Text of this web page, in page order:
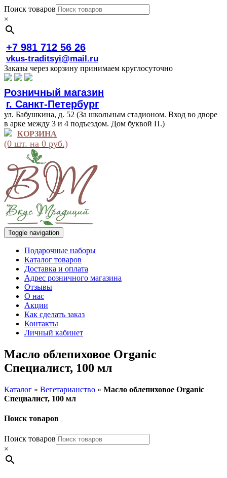
Поиск товаров
×
+7 981 712 56 26
vkus-traditsyi@mail.ru
Заказы через корзину принимаем круглосуточно
Розничный магазин
г. Санкт-Петербург
ул. Бабушкина, д. 52 (За школьным стадионом. Вход во дворе
в арке между 3 и 4 подъездом. Дом буквой П.)
КОРЗИНА
(0 шт. на 0 руб.)
Toggle navigation
Подарочные наборы
Каталог товаров
Доставка и оплата
Адрес розничного магазина
Отзывы
О нас
Акции
Как сделать заказ
Контакты
Личный кабинет
Масло облепиховое Organic
Специалист, 100 мл
Каталог » Вегетарианство » Масло облепиховое Organic
Специалист, 100 мл
Поиск товаров
Поиск товаров
×